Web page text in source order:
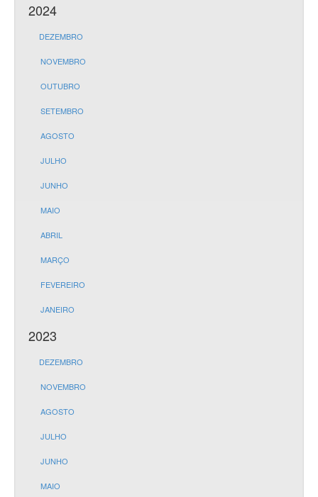
2024
DEZEMBRO
NOVEMBRO
OUTUBRO
SETEMBRO
AGOSTO
JULHO
JUNHO
MAIO
ABRIL
MARÇO
FEVEREIRO
JANEIRO
2023
DEZEMBRO
NOVEMBRO
AGOSTO
JULHO
JUNHO
MAIO